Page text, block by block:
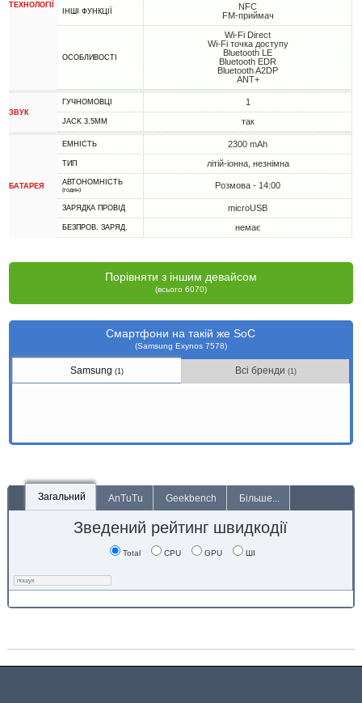
ТЕХНОЛОГІЇ
ІНШІ ФУНКЦІЇ
NFC
FM-приймач
ОСОБЛИВОСТІ
Wi-Fi Direct
Wi-Fi точка доступу
Bluetooth LE
Bluetooth EDR
Bluetooth A2DP
ANT+
ЗВУК
ГУЧНОМОВЦІ 1
JACK 3.5MM так
БАТАРЕЯ
ЕМНІСТЬ 2300 mAh
ТИП літій-іонна, незнімна
АВТОНОМНІСТЬ
(годин) Розмова - 14:00
ЗАРЯДКА ПРОВІД microUSB
БЕЗПРОВ. ЗАРЯД. немає
Порівняти з іншим девайсом
(всього 6070)
Смартфони на такій же SoC
(Samsung Exynos 7578)
Samsung(1) Всі бренди (1)
Загальний AnTuTu Geekbench Більше...
Зведений рейтинг швидкодії
Total CPU GPU ШІ